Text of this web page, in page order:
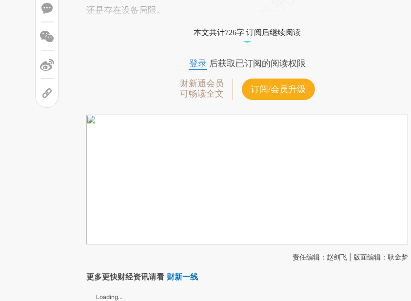
还是存在设备局限。
本文共计726字 订阅后继续阅读
登录后获取已订阅的阅读权限
财新通会员
可畅读全文
订阅/会员升级
责任编辑：赵剑飞 | 版面编辑：耿金梦
更多更快财经资讯请看 财新一线
Loading...